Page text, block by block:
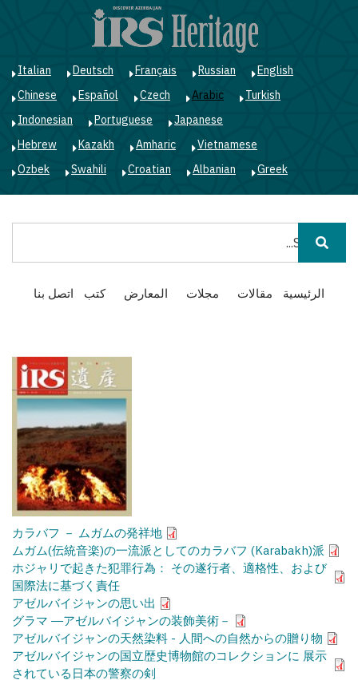
English
Russian
Français
Deutsch
Italian
Turkish
Arabic
Czech
Español
Chinese
Japanese
Portuguese
Indonesian
Vietnamese
Amharic
Kazakh
Hebrew
Greek
Albanian
Croatian
Swahili
Ozbek
Main
navigation
الرئيسية مقالات مجلات المعارض كتب اتصل بنا
カラバフ － ムガムの発祥地
ムガム(伝統音楽)の一流派としてのカラバフ (Karabakh)派
ホジャリで起きた犯罪行為： その遂行者、適格性、および
国際法に基づく責任
アゼルバイジャンの思い出
グラマ ―アゼルバイジャンの装飾美術－
アゼルバイジャンの天然染料 - 人間への自然からの贈り物
アゼルバイジャンの国立歴史博物館のコレクションに 展示
されている日本の警察の剣